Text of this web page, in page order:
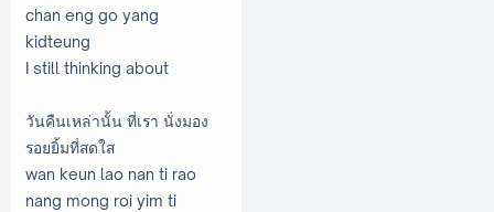
chan eng go yang
kidteung
I still thinking about
วันคืนเหล่านั้น ที่เรา นั่งมอง
รอยยิ้มที่สดใส
wan keun lao nan ti rao
nang mong roi yim ti